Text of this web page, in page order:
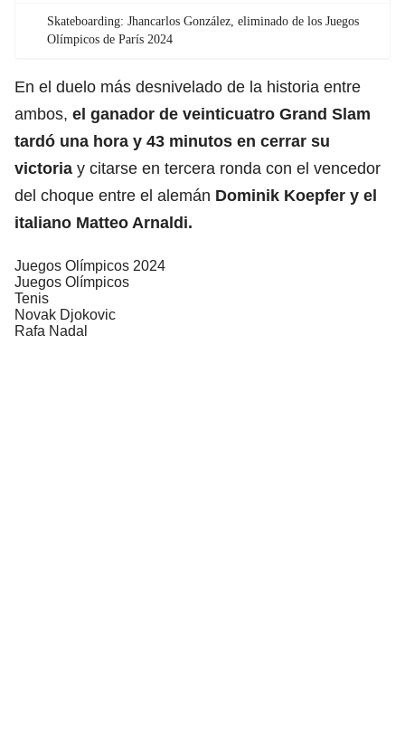
Skateboarding: Jhancarlos González, eliminado de los Juegos
Olímpicos de París 2024
En el duelo más desnivelado de la historia entre
ambos, el ganador de veinticuatro Grand Slam
tardó una hora y 43 minutos en cerrar su
victoria y citarse en tercera ronda con el vencedor
del choque entre el alemán Dominik Koepfer y el
italiano Matteo Arnaldi.
Juegos Olímpicos 2024
Juegos Olímpicos
Tenis
Novak Djokovic
Rafa Nadal